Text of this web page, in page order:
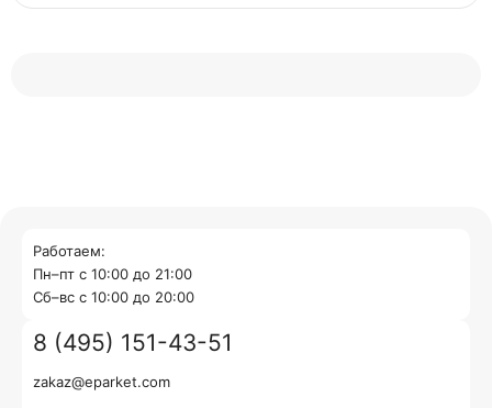
Работаем:
Пн–пт с 10:00 до 21:00
Cб–вс с 10:00 до 20:00
8 (495) 151-43-51
zakaz@eparket.com